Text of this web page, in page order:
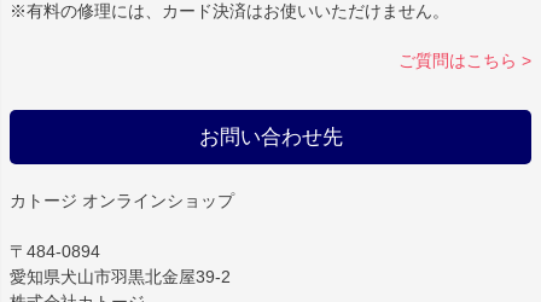
※有料の修理には、カード決済はお使いいただけません。
ご質問はこちら >
お問い合わせ先
カトージ オンラインショップ
〒484-0894
愛知県犬山市羽黒北金屋39-2